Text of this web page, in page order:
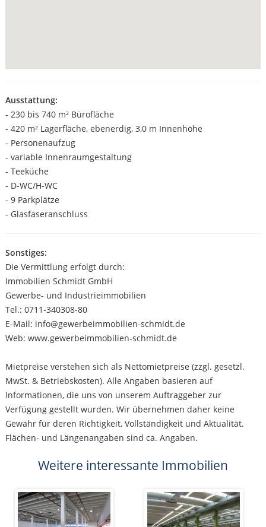
Ausstattung:
- 230 bis 740 m² Bürofläche
- 420 m² Lagerfläche, ebenerdig, 3,0 m Innenhöhe
- Personenaufzug
- variable Innenraumgestaltung
- Teeküche
- D-WC/H-WC
- 9 Parkplätze
- Glasfaseranschluss
Sonstiges:
Die Vermittlung erfolgt durch:
Immobilien Schmidt GmbH
Gewerbe- und Industrieimmobilien
Tel.: 0711-340308-80
E-Mail: info@gewerbeimmobilien-schmidt.de
Web: www.gewerbeimmobilien-schmidt.de
Mietpreise verstehen sich als Nettomietpreise (zzgl. gesetzl.
MwSt. & Betriebskosten). Alle Angaben basieren auf
Informationen, die uns von unserem Auftraggeber zur
Verfügung gestellt wurden. Wir übernehmen daher keine
Gewähr für deren Richtigkeit, Vollständigkeit und Aktualität.
Flächen- und Längenangaben sind ca. Angaben.
Weitere interessante Immobilien